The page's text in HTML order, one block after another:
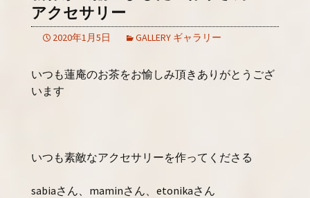
アクセサリー
2020年1月5日 GALLERY ギャラリー
いつも蓮庵のお茶をお愉しみ頂きありがとうござ
います
いつも素敵なアクセサリーを作ってくださる
sabiaさん、maminさん、etonikaさん